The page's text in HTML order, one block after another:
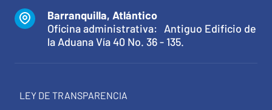
Barranquilla, Atlántico
Oficina administrativa: Antiguo Edificio de
la Aduana Vía 40 No. 36 - 135.
LEY DE TRANSPARENCIA